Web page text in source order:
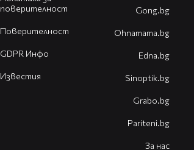
поверителност
Поверителност
GDPR Инфо
Известия
Gong.bg
Оhnamama.bg
Edna.bg
Sinoptik.bg
Grabo.bg
Pariteni.bg
За нас